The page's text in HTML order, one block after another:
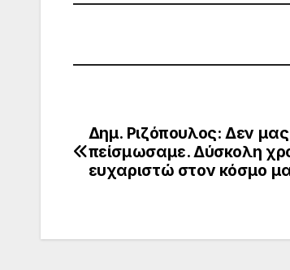
Πλοήγηση
άρθρων
Δημ. Ριζόπουλος: Δεν
πείσμωσαμε. Δύσκολη
ευχαριστώ στον κόσμο